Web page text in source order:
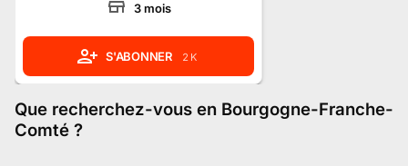
3mois
S'ABONNER 2 K
Que recherchez-vous en Bourgogne-Franche-
Comté ?